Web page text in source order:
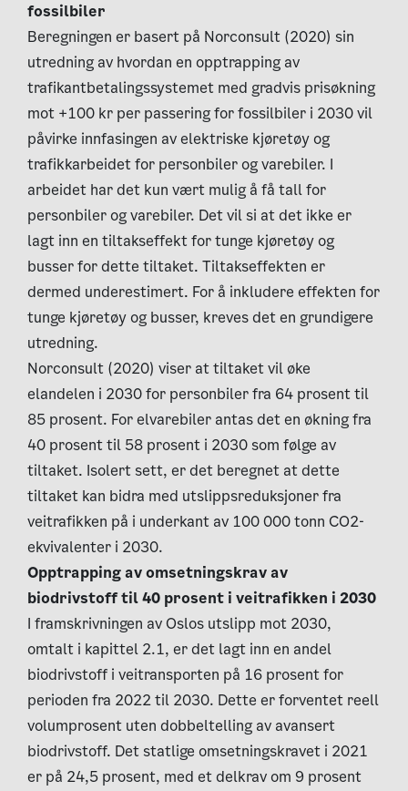
fossilbiler
Beregningen er basert på Norconsult (2020) sin
utredning av hvordan en opptrapping av
trafikantbetalingssystemet med gradvis prisøkning
mot +100 kr per passering for fossilbiler i 2030 vil
påvirke innfasingen av elektriske kjøretøy og
trafikkarbeidet for personbiler og varebiler. I
arbeidet har det kun vært mulig å få tall for
personbiler og varebiler. Det vil si at det ikke er
lagt inn en tiltakseffekt for tunge kjøretøy og
busser for dette tiltaket. Tiltakseffekten er
dermed underestimert. For å inkludere effekten for
tunge kjøretøy og busser, kreves det en grundigere
utredning.
Norconsult (2020) viser at tiltaket vil øke
elandelen i 2030 for personbiler fra 64 prosent til
85 prosent. For elvarebiler antas det en økning fra
40 prosent til 58 prosent i 2030 som følge av
tiltaket. Isolert sett, er det beregnet at dette
tiltaket kan bidra med utslippsreduksjoner fra
veitrafikken på i underkant av 100 000 tonn CO2-
ekvivalenter i 2030.
Opptrapping av omsetningskrav av
biodrivstoff til 40 prosent i veitrafikken i 2030
I framskrivningen av Oslos utslipp mot 2030,
omtalt i kapittel 2.1, er det lagt inn en andel
biodrivstoff i veitransporten på 16 prosent for
perioden fra 2022 til 2030. Dette er forventet reell
volumprosent uten dobbeltelling av avansert
biodrivstoff. Det statlige omsetningskravet i 2021
er på 24,5 prosent, med et delkrav om 9 prosent